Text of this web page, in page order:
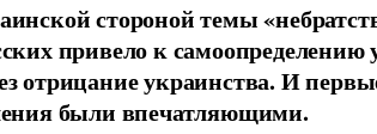
стороной темы
привело к самоопределению
отрицание украинства. И
были впечатляющими.